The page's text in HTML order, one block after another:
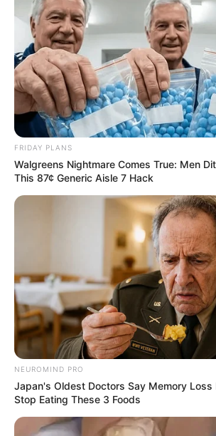
Sok nyugdíjas számára jelenthet
segítséget a tervezett nyugdíjas
FRIDAY PLANS
Walgreens Nightmare Comes True: Men
This 87¢ Generic Aisle 7 Hack
NEUROMIND PRO
Japan's Oldest Doctors Say Memory
Stop Eating These 3 Foods